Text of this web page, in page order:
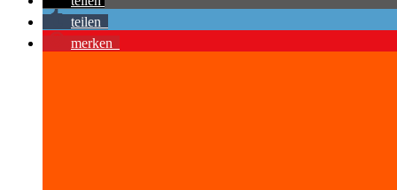
teilen
merken